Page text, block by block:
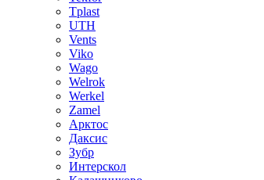
Tplast
UTH
Vents
Viko
Wago
Welrok
Werkel
Zamel
Арктос
Даксис
Зубр
Интерскол